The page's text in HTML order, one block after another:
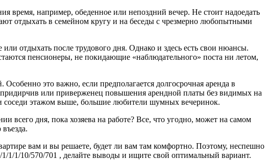
время, например, обеденное или непоздний вечер. Не стоит надоедать
отдыхать в семейном кругу и на беседы с чрезмерно любопытными
отдыхать после трудового дня. Однако и здесь есть свои нюансы.
пенсионеры, не покидающие «наблюдательного» поста ни летом,
это важно, если предполагается долгосрочная аренда в
или приверженец повышения арендной платы без видимых на
соседи этажом выше, большие любители шумных вечеринок.
всего дня, пока хозяева на работе? Все, что угодно, может на самом
вам и вы решаете, будет ли вам там комфортно. Поэтому, неспешно
1/1/10/570/701 , делайте выводы и ищите свой оптимальный вариант.